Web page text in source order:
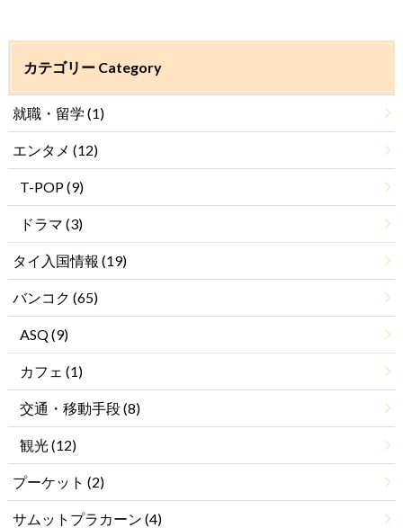
カテゴリー Category
就職・留学 (1)
エンタメ (12)
T-POP(9)
ドラマ (3)
タイ入国情報 (19)
バンコク (65)
ASQ(9)
カフェ (1)
交通・移動手段(8)
観光(12)
プーケット (2)
サムットプラカーン (4)